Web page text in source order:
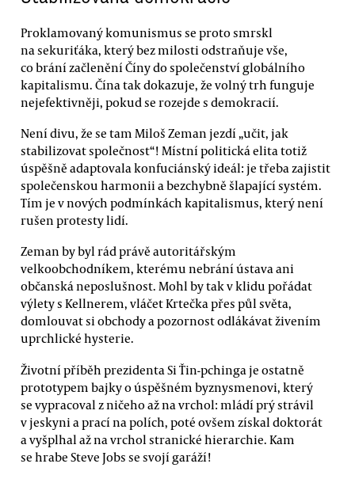
Proklamovaný komunismus se proto smrskl
na sekuriťáka, který bez milosti odstraňuje vše,
co brání začlenění Číny do společenství globálního
kapitalismu. Čína tak dokazuje, že volný trh funguje
nejefektivněji, pokud se rozejde s demokracií.
Není divu, že se tam Miloš Zeman jezdí „učit, jak
stabilizovat společnost“! Místní politická elita totiž
úspěšně adaptovala konfuciánský ideál: je třeba zajistit
společenskou harmonii a bezchybně šlapající systém.
Tím je v nových podmínkách kapitalismus, který není
rušen protesty lidí.
Zeman by byl rád právě autoritářským
velkoobchodníkem, kterému nebrání ústava ani
občanská neposlušnost. Mohl by tak v klidu pořádat
výlety s Kellnerem, vláčet Krtečka přes půl světa,
domlouvat si obchody a pozornost odlákávat živením
uprchlické hysterie.
Životní příběh prezidenta Si Ťin-pchinga je ostatně
prototypem bajky o úspěšném byznysmenovi, který
se vypracoval z ničeho až na vrchol: mládí prý strávil
v jeskyni a prací na polích, poté ovšem získal doktorát
a vyšplhal až na vrchol stranické hierarchie. Kam
se hrabe Steve Jobs se svojí garáží!